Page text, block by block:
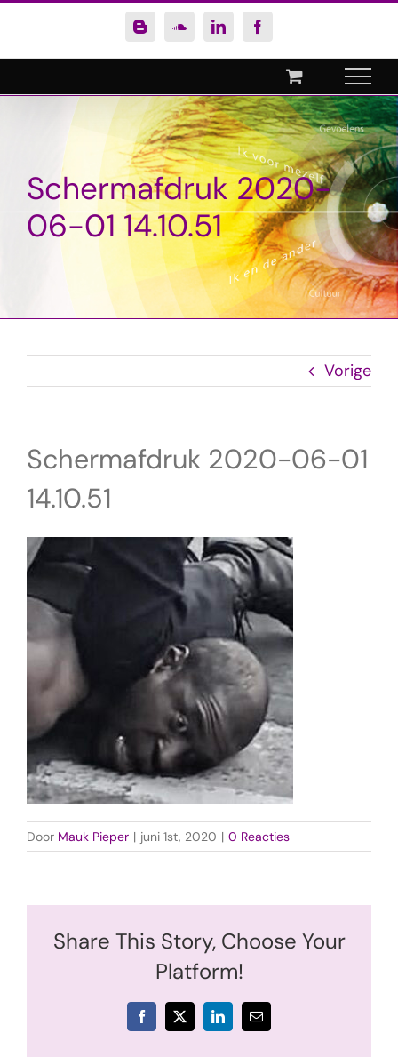
inhoud
BloggerSoundCloud
LinkedInFacebook
Schermafdruk 2020-
06-01 14.10.51
Vorige
Schermafdruk 2020-06-01
14.10.51
Door Mauk Pieper | juni 1st, 2020 | 0 Reacties
Share This Story, Choose Your
Platform!
Facebook
X LinkedIn
E-
mail